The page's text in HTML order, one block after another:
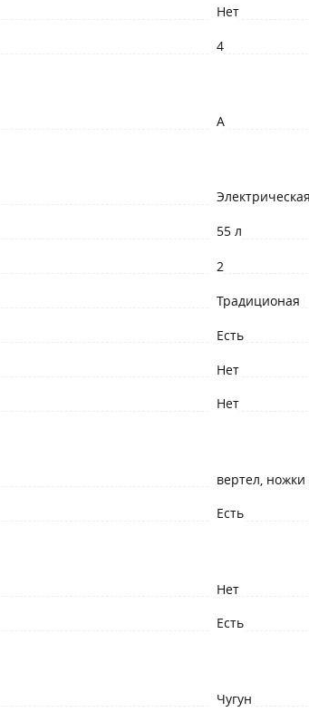
Нет
4
A
Электрическая
55 л
2
Традиционая
Есть
Нет
Нет
вертел,
Есть
Нет
Есть
Чугун